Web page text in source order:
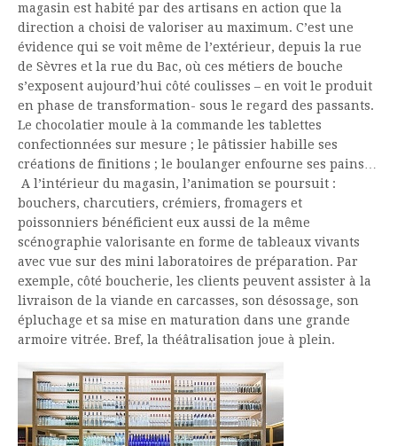
magasin est habité par des artisans en action que la
direction a choisi de valoriser au maximum. C’est une
évidence qui se voit même de l’extérieur, depuis la rue
de Sèvres et la rue du Bac, où ces métiers de bouche
s’exposent aujourd’hui côté coulisses – en voit le produit
en phase de transformation- sous le regard des passants.
Le chocolatier moule à la commande les tablettes
confectionnées sur mesure ; le pâtissier habille ses
créations de finitions ; le boulanger enfourne ses pains…
A l’intérieur du magasin, l’animation se poursuit :
bouchers, charcutiers, crémiers, fromagers et
poissonniers bénéficient eux aussi de la même
scénographie valorisante en forme de tableaux vivants
avec vue sur des mini laboratoires de préparation. Par
exemple, côté boucherie, les clients peuvent assister à la
livraison de la viande en carcasses, son désossage, son
épluchage et sa mise en maturation dans une grande
armoire vitrée. Bref, la théâtralisation joue à plein.